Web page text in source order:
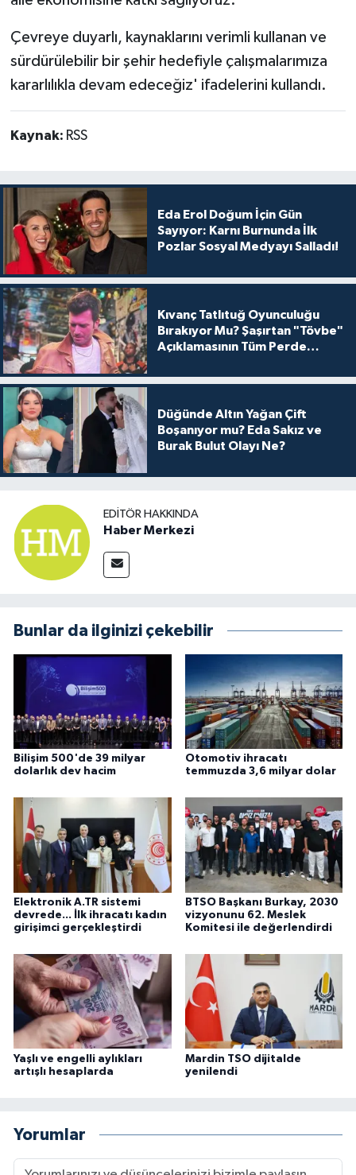
Çevreye duyarlı, kaynaklarını verimli kullanan ve
sürdürülebilir bir şehir hedefiyle çalışmalarımıza
kararlılıkla devam edeceğiz' ifadelerini kullandı.
Kaynak: RSS
Eda Erol Doğum İçin Gün
Sayıyor: Karnı Burnunda İlk
Pozlar Sosyal Medyayı Salladı!
Kıvanç Tatlıtuğ Oyunculuğu
Bırakıyor Mu? Şaşırtan "Tövbe"
Açıklamasının Tüm Perde
Düğünde Altın Yağan Çift
Boşanıyor mu? Eda Sakız ve
Burak Bulut Olayı Ne?
EDITÖR HAKKINDA
Haber Merkezi
Bunlar da ilginizi çekebilir
Bilişim 500'de 39 milyar
dolarlık dev hacim
Otomotiv ihracatı
temmuzda 3,6 milyar dolar
Elektronik A.TR sistemi
devrede... İlk ihracatı kadın
girişimci gerçekleştirdi
BTSO Başkanı Burkay, 2030
vizyonunu 62. Meslek
Komitesi ile değerlendirdi
Yaşlı ve engelli aylıkları
artışlı hesaplarda
Mardin TSO dijitalde
yenilendi
Yorumlar